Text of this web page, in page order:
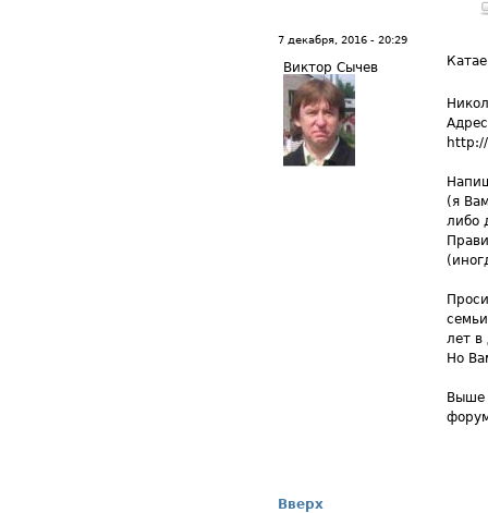
7 декабря, 2016 - 20:29
Виктор Сычев
(я
либо
лет в
Но
Выше
Вверх